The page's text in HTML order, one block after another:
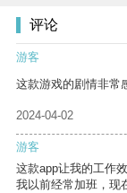
评论
游客
这款游戏的剧情非常
2024-04-02
游客
这款app让我的工作
我以前经常加班，现